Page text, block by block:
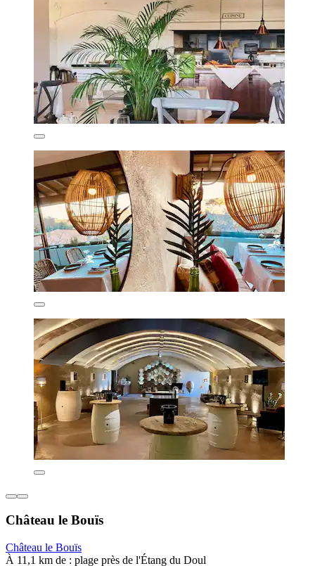
Château le Bouïs
Château le Bouïs
À 11,1 km de : plage près de l'Étang du Doul